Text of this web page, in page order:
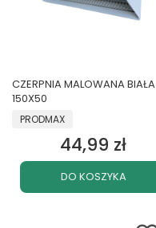
CZERPNIA MALOWANA BIAŁA
150X50
PRODUCENT
PRODMAX
Cena
44,99 zł
DO KOSZYKA